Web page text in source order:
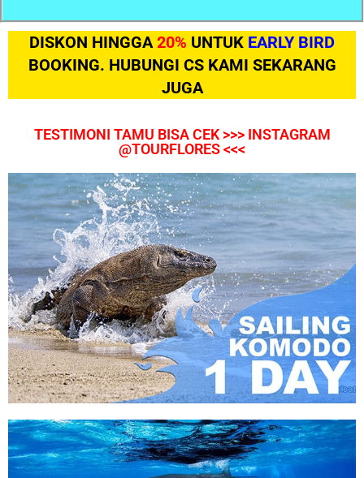
DISKON HINGGA 20% UNTUK EARLY BIRD
BOOKING. HUBUNGI CS KAMI SEKARANG
JUGA
TESTIMONI TAMU BISA CEK >>> INSTAGRAM
@TOURFLORES <<<